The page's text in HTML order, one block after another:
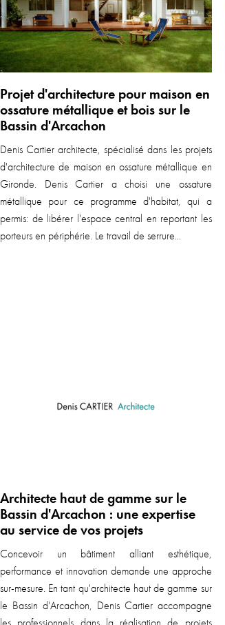
Projet d'architecture pour maison en
ossature métallique et bois sur le
Bassin d'Arcachon
Denis Cartier architecte, spécialisé dans les projets
d'architecture de maison en ossature métallique en
Gironde. Denis Cartier a choisi une ossature
métallique pour ce programme d'habitat, qui a
permis: de libérer l'espace central en reportant les
porteurs en périphérie. Le travail de serrure...
Architecte haut de gamme sur le
Bassin d'Arcachon : une expertise
au service de vos projets
Concevoir un bâtiment alliant esthétique,
performance et innovation demande une approche
sur-mesure. En tant qu'architecte haut de gamme sur
le Bassin d'Arcachon, Denis Cartier accompagne